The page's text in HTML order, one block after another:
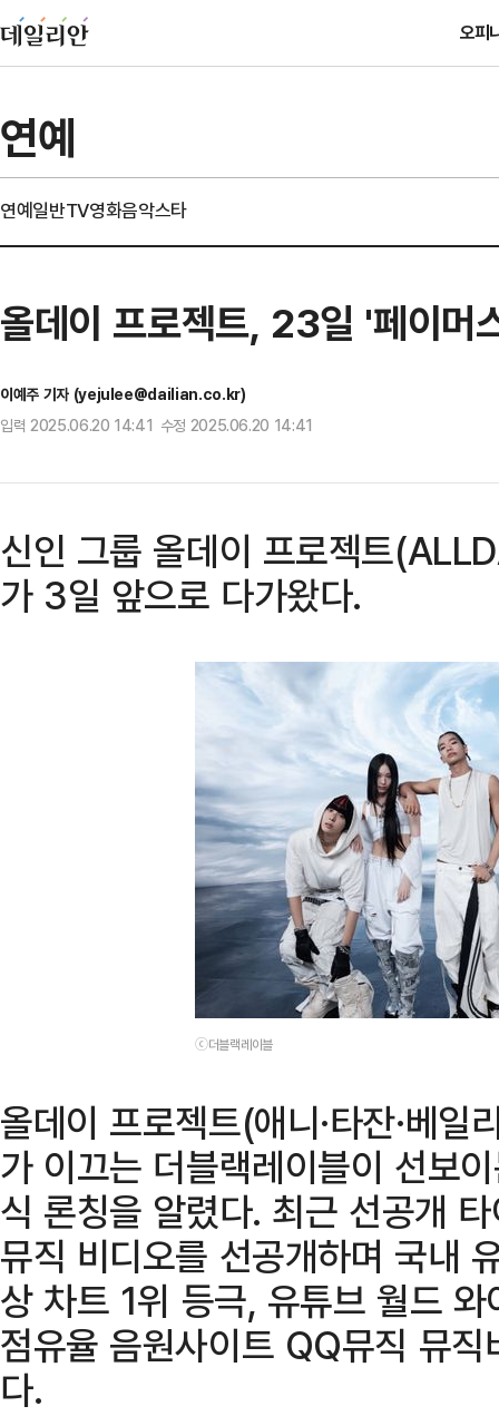
오피
연예
연예일반TV영화음악스타
올데이 프로젝트, 23일 '페이머
이예주 기자 (yejulee@dailian.co.kr)
입력 2025.06.20 14:41 수정 2025.06.20 14:41
신인 그룹 올데이 프로젝트
가 3일 앞으로 다가왔다.
ⓒ더블랙레이블
올데이 프로젝트(애니·타잔·베일
가 이끄는 더블랙레이블이 선보
식 론칭을 알렸다. 최근 선공개
뮤직 비디오를 선공개하며 국내
상 차트 1위 등극, 유튜브 월드
점유율 음원사이트 QQ뮤직 뮤
다.